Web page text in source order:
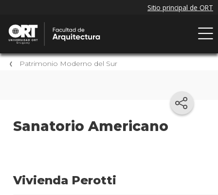
Patrimonio Moderno del Sur
Sanatorio Americano
Vivienda Perotti